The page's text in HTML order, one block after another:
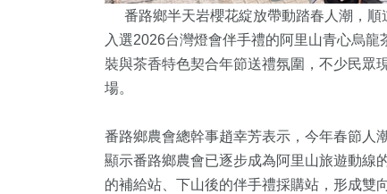
番路鄉半天岩櫻花綻放帶動踏春人潮，
入選2026台灣燈會伴手禮的阿里山青心烏
裝與茶香特色契合年節送禮氛圍，不少民眾
場。
番路鄉農會總幹事趙幸芳表示，今年春節人
顯示番路鄉農會已逐步成為阿里山旅遊動線
的補給站、下山後的伴手禮採購站，形成雙